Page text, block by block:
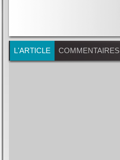
L'ARTICLE COMMENTAIRES